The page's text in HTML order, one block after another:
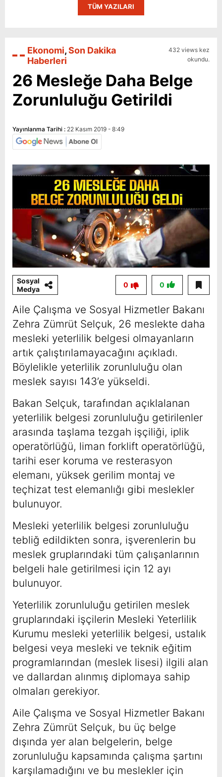
TÜM YAZILARI
Ekonomi,Son Dakika
Haberleri
432 views kez
okundu.
26 Mesleğe Daha Belge
Zorunluluğu Getirildi
Yayınlanma Tarihi : 22 Kasım 2019 - 8:49
Sosyal
Medya
0
0
Aile Çalışma ve Sosyal Hizmetler Bakanı
Zehra Zümrüt Selçuk, 26 meslekte daha
mesleki yeterlilik belgesi olmayanların
artık çalıştırılamayacağını açıkladı.
Böylelikle yeterlilik zorunluluğu olan
meslek sayısı 143’e yükseldi.
Bakan Selçuk, tarafından açıklalanan
yeterlilik belgesi zorunluluğu getirilenler
arasında taşlama tezgah işçiliği, iplik
operatörlüğü, liman forklift operatörlüğü,
tarihi eser koruma ve resterasyon
elemanı, yüksek gerilim montaj ve
teçhizat test elemanlığı gibi meslekler
bulunuyor.
Mesleki yeterlilik belgesi zorunluluğu
tebliğ edildikten sonra, işverenlerin bu
meslek gruplarındaki tüm çalışanlarının
belgeli hale getirilmesi için 12 ayı
bulunuyor.
Yeterlilik zorunluluğu getirilen meslek
gruplarındaki işçilerin Mesleki Yeterlilik
Kurumu mesleki yeterlilik belgesi, ustalık
belgesi veya mesleki ve teknik eğitim
programlarından (meslek lisesi) ilgili alan
ve dallardan alınmış diplomaya sahip
olmaları gerekiyor.
Aile Çalışma ve Sosyal Hizmetler Bakanı
Zehra Zümrüt Selçuk, bu üç belge
dışında yer alan belgelerin, belge
zorunluluğu kapsamında çalışma şartını
karşılamadığını ve bu meslekler için